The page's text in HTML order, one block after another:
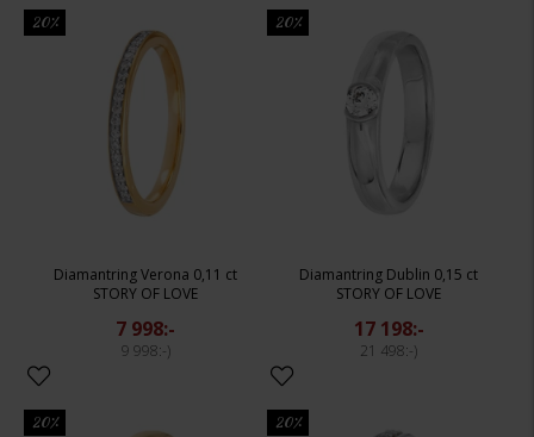
20%
Diamantring Verona 0,11 ct
STORY OF LOVE
7 998:-
9 998:-
20%
Diamantring Dublin 0,15 ct
STORY OF LOVE
17 198:-
21 498:-
20% 20%